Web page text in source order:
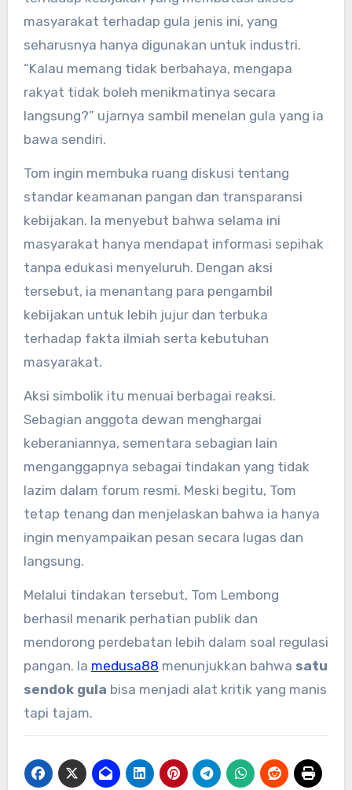
masyarakat terhadap gula jenis ini, yang
seharusnya hanya digunakan untuk industri.
“Kalau memang tidak berbahaya, mengapa
rakyat tidak boleh menikmatinya secara
langsung?” ujarnya sambil menelan gula yang ia
bawa sendiri.
Tom ingin membuka ruang diskusi tentang
standar keamanan pangan dan transparansi
kebijakan. Ia menyebut bahwa selama ini
masyarakat hanya mendapat informasi sepihak
tanpa edukasi menyeluruh. Dengan aksi
tersebut, ia menantang para pengambil
kebijakan untuk lebih jujur dan terbuka
terhadap fakta ilmiah serta kebutuhan
masyarakat.
Aksi simbolik itu menuai berbagai reaksi.
Sebagian anggota dewan menghargai
keberaniannya, sementara sebagian lain
menganggapnya sebagai tindakan yang tidak
lazim dalam forum resmi. Meski begitu, Tom
tetap tenang dan menjelaskan bahwa ia hanya
ingin menyampaikan pesan secara lugas dan
langsung.
Melalui tindakan tersebut, Tom Lembong
berhasil menarik perhatian publik dan
mendorong perdebatan lebih dalam soal regulasi
pangan. Ia medusa88 menunjukkan bahwa satu
sendok gula bisa menjadi alat kritik yang manis
tapi tajam.